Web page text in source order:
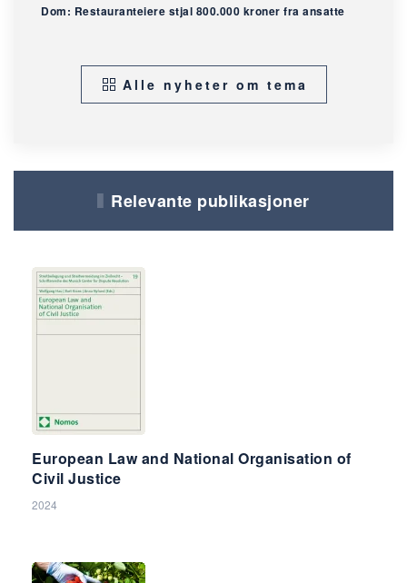
Dom: Restauranteiere stjal 800.000 kroner fra ansatte
Alle nyheter om tema
Relevante publikasjoner
European Law and National Organisation of
Civil Justice
2024